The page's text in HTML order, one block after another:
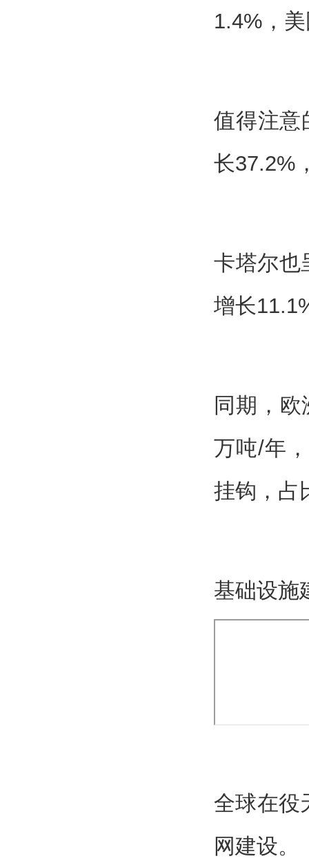
1.4%，
值得注意
长37.2%
卡塔尔也
增长
同期，
万吨/年
挂钩，占
基础设施
全球在役
网建设。